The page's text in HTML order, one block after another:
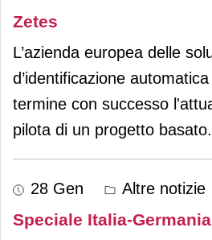
Zetes
L’azienda europea delle
d’identificazione
termine con successo
pilota di un progetto basato
28 Gen Altre notizie
Speciale Italia-